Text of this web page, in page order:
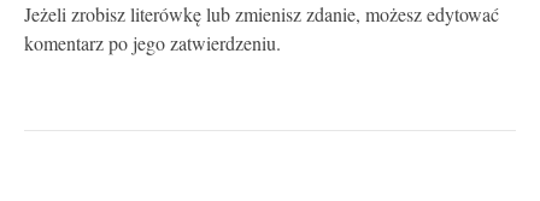
Jeżeli zrobisz literówkę lub zmienisz zdanie, możesz edytować
komentarz po jego zatwierdzeniu.